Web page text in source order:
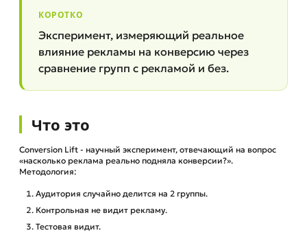
КОРОТКО
Эксперимент, измеряющий реальное
влияние рекламы на конверсию через
сравнение групп с рекламой и без.
Что это
Conversion Lift - научный эксперимент, отвечающий на вопрос
«насколько реклама реально подняла конверсии?».
Методология:
Аудитория случайно делится на 2 группы.
Контрольная не видит рекламу.
Тестовая видит.